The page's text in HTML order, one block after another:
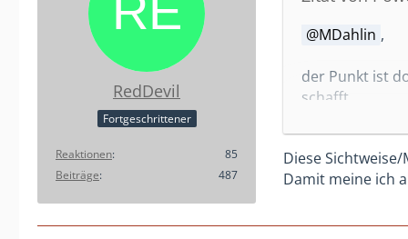
RedDevil
Fortgeschrittener
Reaktionen
85
Beiträge
487
MDahlin ,
der Punkt ist
schafft.
Funiño hat
bestehende
Diese
Damit meine ich